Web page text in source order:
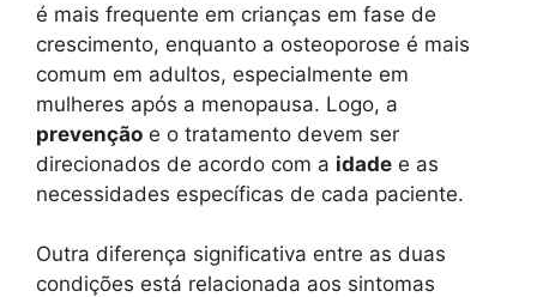
é mais frequente em crianças em fase de
crescimento, enquanto a osteoporose é mais
comum em adultos, especialmente em
mulheres após a menopausa. Logo, a
prevenção e o tratamento devem ser
direcionados de acordo com a idade e as
necessidades específicas de cada paciente.
Outra diferença significativa entre as duas
condições está relacionada aos sintomas